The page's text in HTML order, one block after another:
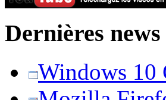
Dernières news
Windows 10